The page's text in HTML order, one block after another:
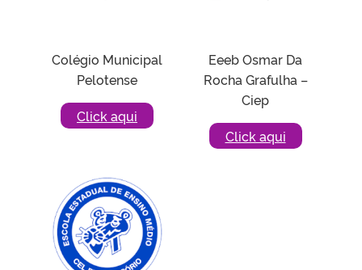
Colégio Municipal
Pelotense
Click aqui
Eeeb Osmar Da
Rocha Grafulha –
Ciep
Click aqui